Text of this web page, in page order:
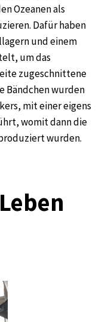
Ozeanen als
Dafür haben
und einem
um das
zugeschnittene
Bändchen wurden
mit einer eigens
womit dann die
wurden.